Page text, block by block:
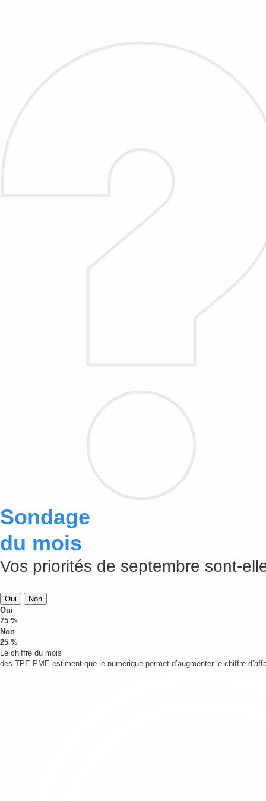
Sondage
du mois
Vos priorités de septembre sont-
Oui
Non
Oui
75 %
Non
25 %
Le chiffre du mois
des TPE PME estiment que le numérique permet d’augmenter le chiffre